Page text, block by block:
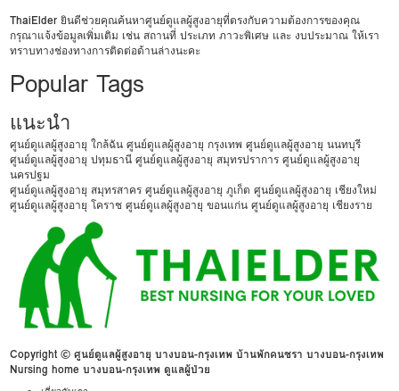
ThaiElder ยินดีช่วยคุณค้นหาศูนย์ดูแลผู้สูงอายุที่ตรงกับความต้องการของคุณ
กรุณาแจ้งข้อมูลเพิ่มเติม เช่น สถานที่ ประเภท ภาวะพิเศษ และ งบประมาณ ให้เรา
ทราบทางช่องทางการติดต่อด้านล่างนะคะ
Popular Tags
แนะนำ
ศูนย์ดูแลผู้สูงอายุ ใกล้ฉัน ศูนย์ดูแลผู้สูงอายุ กรุงเทพ ศูนย์ดูแลผู้สูงอายุ นนทบุรี
ศูนย์ดูแลผู้สูงอายุ ปทุมธานี ศูนย์ดูแลผู้สูงอายุ สมุทรปราการ ศูนย์ดูแลผู้สูงอายุ
นครปฐม
ศูนย์ดูแลผู้สูงอายุ สมุทรสาคร ศูนย์ดูแลผู้สูงอายุ ภูเก็ต ศูนย์ดูแลผู้สูงอายุ เชียงใหม่
ศูนย์ดูแลผู้สูงอายุ โคราช ศูนย์ดูแลผู้สูงอายุ ขอนแก่น ศูนย์ดูแลผู้สูงอายุ เชียงราย
Copyright © ศูนย์ดูแลผู้สูงอายุ บางบอน-กรุงเทพ บ้านพักคนชรา บางบอน-กรุงเทพ
Nursing home บางบอน-กรุงเทพ ดูแลผู้ป่วย